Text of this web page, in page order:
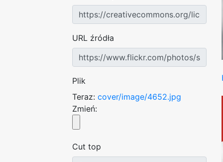
URL źródła
Plik
Teraz: cover/image/4652.jpg
Zmień:
Cut top